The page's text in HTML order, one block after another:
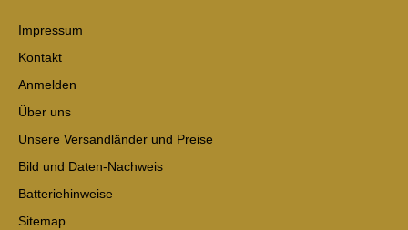
Impressum
Kontakt
Anmelden
Über uns
Unsere Versandländer und Preise
Bild und Daten-Nachweis
Batteriehinweise
Sitemap